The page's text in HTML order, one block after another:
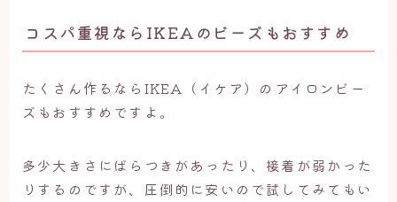
コスパ重視ならIKEAのビーズもおすすめ
たくさん作るならIKEA（イケア）のアイロンビー
ズもおすすめですよ。
多少大きさにばらつきがあったり、接着が弱かった
りするのですが、圧倒的に安いので試してみてもい